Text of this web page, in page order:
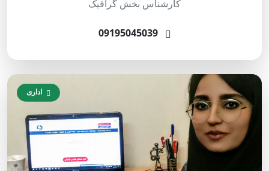
کارشناس بخش گرافیک
09195045039
اداری